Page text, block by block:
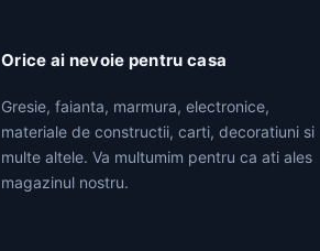
Orice ai nevoie pentru casa
Gresie, faianta, marmura, electronice,
materiale de constructii, carti, decoratiuni si
multe altele. Va multumim pentru ca ati ales
magazinul nostru.